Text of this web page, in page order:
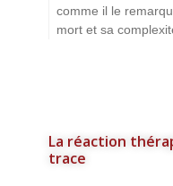
comme il le
mort et sa
La réaction
trace